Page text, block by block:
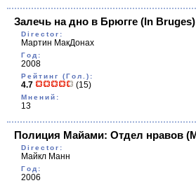
Залечь на дно в Брюгге (In Bruges)
Director:
Мартин МакДонах
Год:
2008
Рейтинг (Гол.):
4.7 (15)
Мнений:
13
Полиция Майами: Отдел нравов
Director:
Майкл Манн
Год:
2006